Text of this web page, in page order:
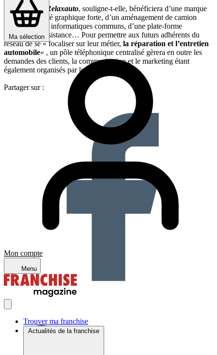
Ma sélection
Mon compte
Menu
Trouver ma franchise
Actualités de la franchise
Lefranchisé Relaxauto, souligne-t-elle, bénéficiera d’une marque
et d’une identité graphique forte, d’un aménagement de camion
étudié, d’outils informatiques communs, d’une plate-forme
technique d’assistance… Pour permettre aux futurs adhérents du
réseau de se « focaliser sur leur métier, la réparation et l’entretien
automobile« , un pôle téléphonique centralisé gèrera en outre les
demandes des clients, la communication et le marketing étant
également organisés par le siège.
Partager sur :